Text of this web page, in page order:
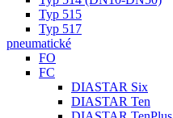
Typ 515
Typ 517
pneumatické
FO
FC
DIASTAR Six
DIASTAR Ten